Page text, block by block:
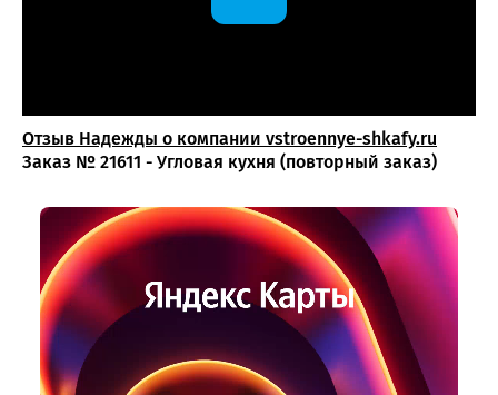
Отзыв Надежды о компании vstroennye-shkafy.ru
Заказ № 21611 - Угловая кухня (повторный заказ)